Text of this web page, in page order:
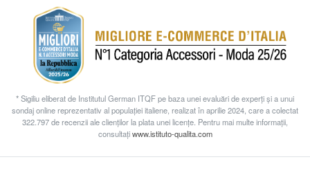
* Sigiliu eliberat de Institutul German ITQF pe baza unei evaluări de experți și a unui
sondaj online reprezentativ al populației italiene, realizat în aprilie 2024, care a colectat
322.797 de recenzii ale clienților la plata unei licențe. Pentru mai multe informații,
consultațiwww.istituto-qualita.com